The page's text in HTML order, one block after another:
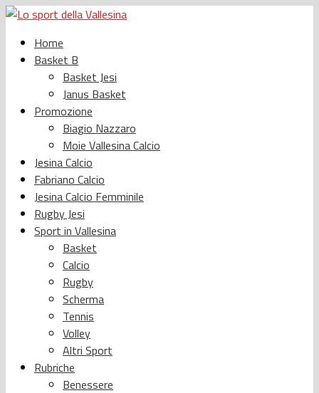
Home
Basket B
Basket Jesi
Janus Basket
Promozione
Biagio Nazzaro
Moie Vallesina Calcio
Jesina Calcio
Fabriano Calcio
Jesina Calcio Femminile
Rugby Jesi
Sport in Vallesina
Basket
Calcio
Rugby
Scherma
Tennis
Volley
Altri Sport
Rubriche
Benessere